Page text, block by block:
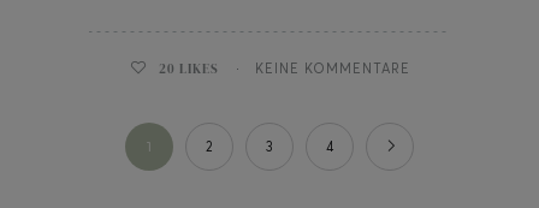
20 LIKES KEINE KOMMENTARE
1 2 3 4